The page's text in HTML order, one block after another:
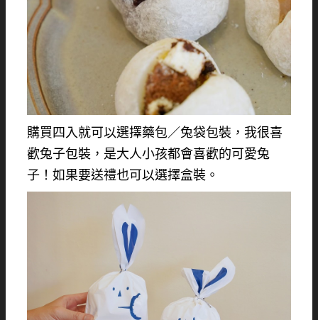
購買四入就可以選擇藥包／兔袋包裝，我很喜
歡兔子包裝，是大人小孩都會喜歡的可愛兔
子！如果要送禮也可以選擇盒裝。